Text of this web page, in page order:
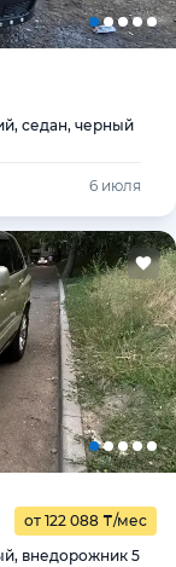
седан, черный
6 июля
от 122 088 ₸/мес
внедорожник 5